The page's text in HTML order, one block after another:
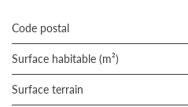
Code postal
Surface habitable (m²)
surface terrain